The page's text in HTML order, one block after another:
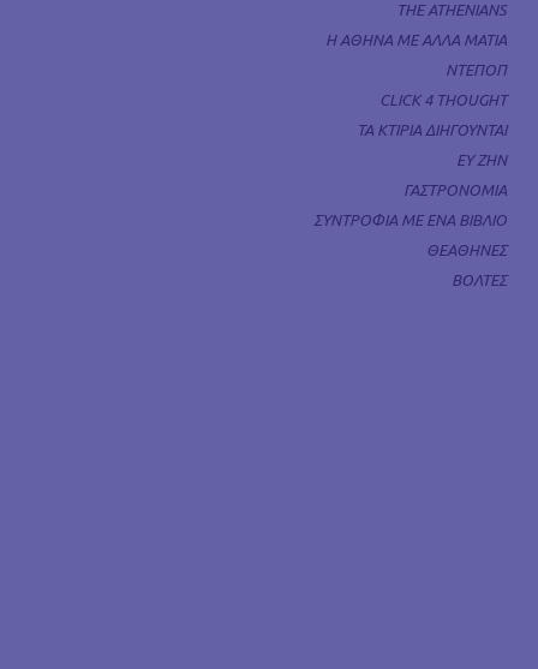
THE ATHENIANS
Η ΑΘΗΝΑ ΜΕ ΑΛΛΑ ΜΑΤΙΑ
ΝΤΕΠΟΠ
CLICK 4 THOUGHT
ΤΑ ΚΤΙΡΙΑ ΔΙΗΓΟΥΝΤΑΙ
ΕΥ ΖΗΝ
ΓΑΣΤΡΟΝΟΜΙΑ
ΣΥΝΤΡΟΦΙΑ ΜΕ ΕΝΑ ΒΙΒΛΙΟ
ΘΕΑΘΗΝΕΣ
ΒΟΛΤΕΣ